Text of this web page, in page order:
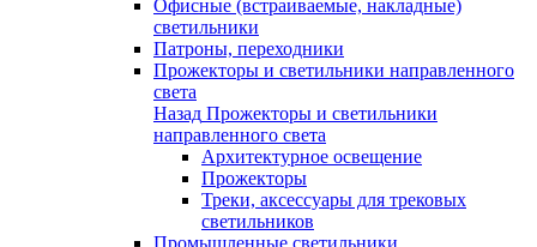
Офисные (встраиваемые, накладные)
светильники
Патроны, переходники
Прожекторы и светильники направленного
света
Назад Прожекторы и светильники
направленного света
Архитектурное освещение
Прожекторы
Треки, аксессуары для трековых
светильников
Промышленные светильники